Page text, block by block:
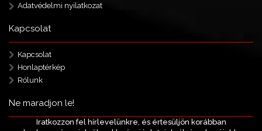
Adatvédelmi nyilatkozat
Kapcsolat
Kapcsolat
Honlaptérkép
Rólunk
Ne maradjon le!
Iratkozzon fel hírlevelünkre, és értesüljön korábban